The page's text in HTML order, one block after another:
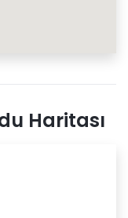
Haritası